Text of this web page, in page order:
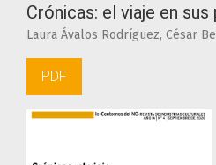
Crónicas: el viaje en sus
Laura Ávalos Rodríguez, César
PDF